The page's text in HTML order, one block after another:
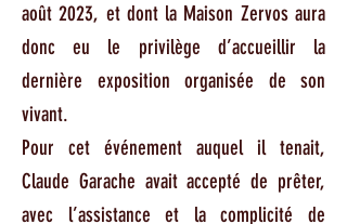
août 2023, et dont la Maison Zervos aura
donc eu le privilège d’accueillir la
dernière exposition organisée de son
vivant.
Pour cet événement auquel il tenait,
Claude Garache avait accepté de prêter,
avec l’assistance et la complicité de